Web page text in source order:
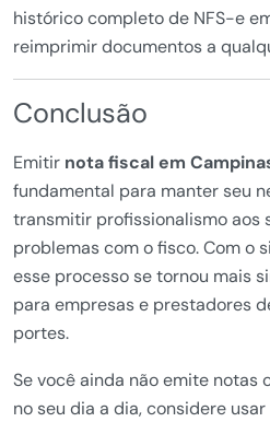
histórico completo de NFS-e
reimprimir documentos a
Conclusão
Emitir nota fiscal em
fundamental para manter seu
transmitir profissionalismo aos
problemas com o fisco. Com o
esse processo se tornou mais
para empresas e prestadores
portes.
Se você ainda não emite
no seu dia a dia, considere usar